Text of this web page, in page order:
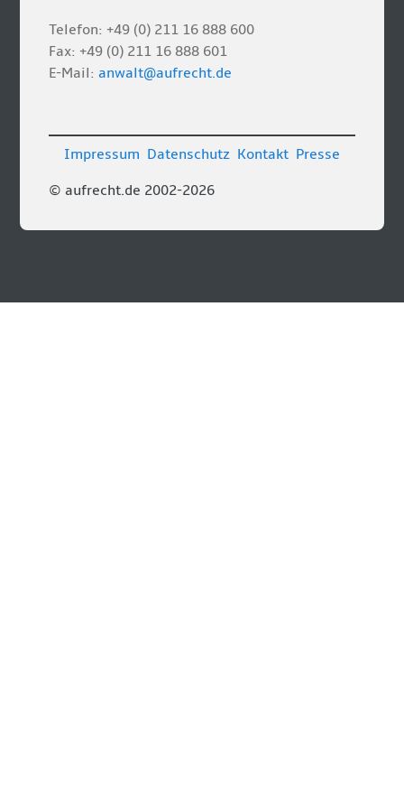
Telefon: +49 (0) 211 16 888 600
Fax: +49 (0) 211 16 888 601
E-Mail:anwalt@aufrecht.de
© aufrecht.de 2002-2026
Impressum Datenschutz Kontakt Presse